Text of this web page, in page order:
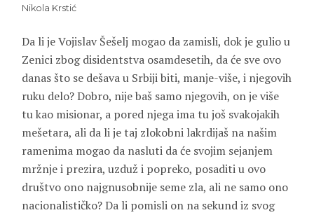
Nikola Krstić
Da li je Vojislav Šešelj mogao da zamisli, dok je gulio u
Zenici zbog disidentstva osamdesetih, da će sve ovo
danas što se dešava u Srbiji biti, manje-više, i njegovih
ruku delo? Dobro, nije baš samo njegovih, on je više
tu kao misionar, a pored njega ima tu još svakojakih
mešetara, ali da li je taj zlokobni lakrdijaš na našim
ramenima mogao da nasluti da će svojim sejanjem
mržnje i prezira, uzduž i popreko, posaditi u ovo
društvo ono najgnusobnije seme zla, ali ne samo ono
nacionalističko? Da li pomisli on na sekund iz svog